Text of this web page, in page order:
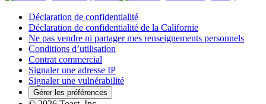
Déclaration de confidentialité
Déclaration de confidentialité de la Californie
Ne pas vendre ni partager mes renseignements personnels
Conditions d’utilisation
Contrat commercial
Signaler une adresse IP
Signaler une vulnérabilité
Gérer les préférences